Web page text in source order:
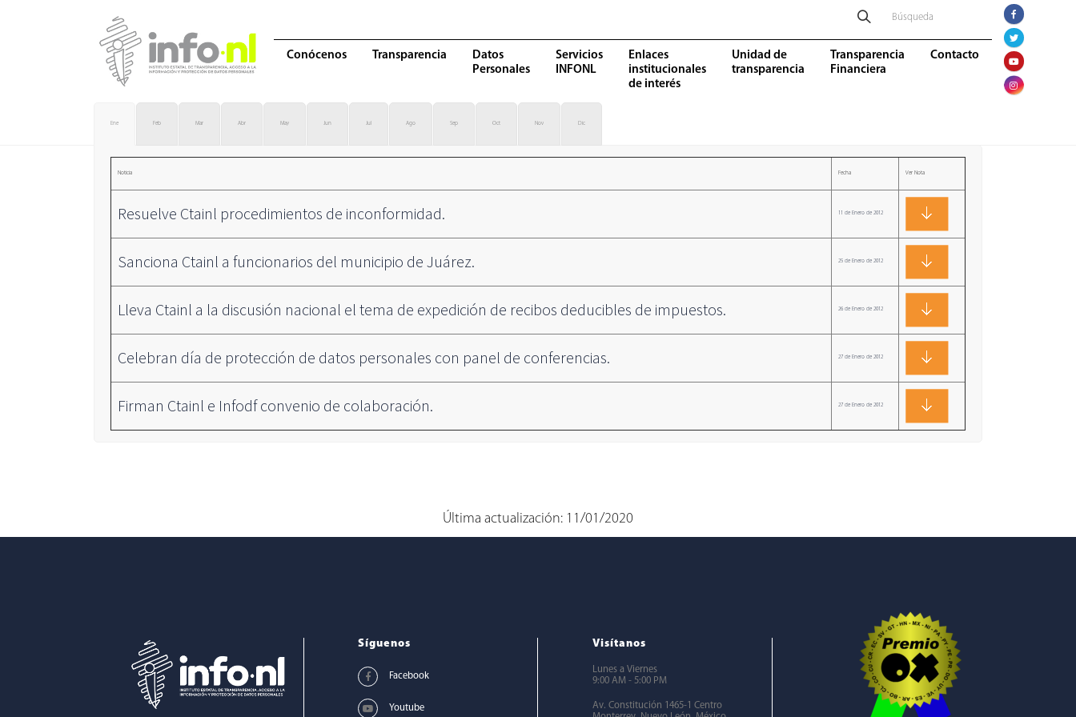
Conócenos Transparencia
Datos
Personales
Servicios
INFONL
Enlaces
institucionales
de interés
Unidad de
transparencia
Transparencia
Financiera
Contacto
Ene Feb Mar Abr May Jun Jul Ago Sep Oct Nov Dic
Noticia Fecha Ver Nota
Resuelve Ctainl procedimientos de inconformidad. 11 de Enero de 2012
Sanciona Ctainl a funcionarios del municipio de Juárez. 25 de Enero de 2012
Lleva Ctainl a la discusión nacional el tema de expedición de recibos deducibles de impuestos. 26 de Enero de 2012
Celebran día de protección de datos personales con panel de conferencias. 27 de Enero de 2012
Firman Ctainl e Infodf convenio de colaboración. 27 de Enero de 2012
Última actualización: 11/01/2020
Síguenos Visítanos
Lunes a Viernes
9:00 AM - 5:00 PM
Av. Constitución 1465-1 Centro